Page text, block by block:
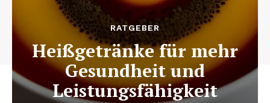
RATGEBER
Heißgetränke für mehr
Gesundheit und
Leistungsfähigkeit